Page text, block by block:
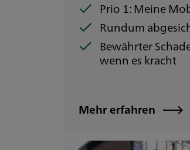
Prio 1: Meine
Rundum
Bewährter
wenn es kracht
Mehr erfahren